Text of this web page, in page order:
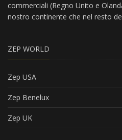
commerciali (Regno Unito e
nostro continente che nel resto
ZEP WORLD
Zep USA
Zep Benelux
Zep UK